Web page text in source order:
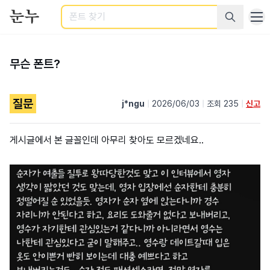
검색
무슨 폰트?
질문 j*ngu 2026/06/03 조회 235 신고
게시글에서 본 글꼴인데 아무리 찾아도 모르겠네요..